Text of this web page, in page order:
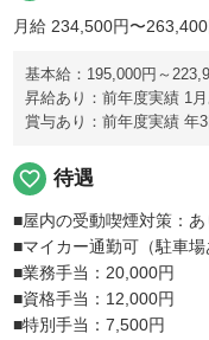
月給 234,500円〜263,400
基本給：195,000円～
昇給あり：前年度実績 1
賞与あり：前年度実績 年
favorite_border 待遇
■屋内の受動喫煙対策：あ
■マイカー通勤可（駐車場
■業務手当：20,000円
■資格手当：12,000円
■特別手当：7,500円